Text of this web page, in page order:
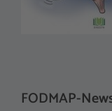
FODMAP-